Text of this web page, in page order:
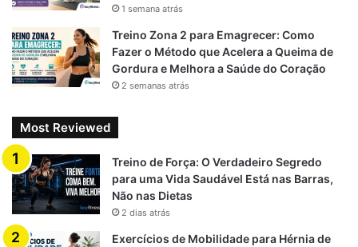
1 semana atrás
Treino Zona 2 para Emagrecer: Como
Fazer o Método que Acelera a Queima de
Gordura e Melhora a Saúde do Coração
2 semanas atrás
Most Reviewed
Treino de Força: O Verdadeiro Segredo
para uma Vida Saudável Está nas Barras,
Não nas Dietas
2 dias atrás
Exercícios de Mobilidade para Hérnia de